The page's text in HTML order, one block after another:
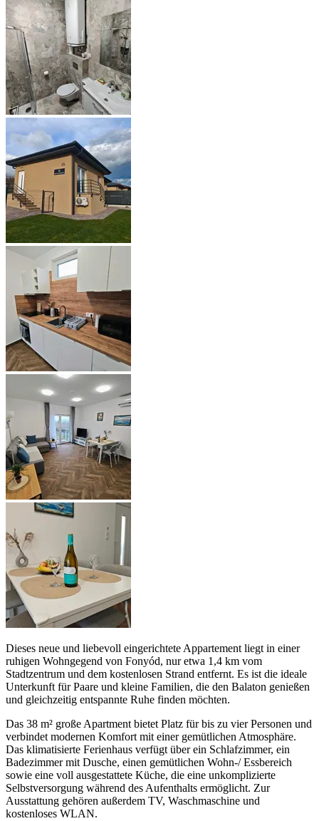
Dieses neue und liebevoll eingerichtete Appartement liegt in einer
ruhigen Wohngegend von Fonyód, nur etwa 1,4 km vom
Stadtzentrum und dem kostenlosen Strand entfernt. Es ist die ideale
Unterkunft für Paare und kleine Familien, die den Balaton genießen
und gleichzeitig entspannte Ruhe finden möchten.
Das 38 m² große Apartment bietet Platz für bis zu vier Personen und
verbindet modernen Komfort mit einer gemütlichen Atmosphäre.
Das klimatisierte Ferienhaus verfügt über ein Schlafzimmer, ein
Badezimmer mit Dusche, einen gemütlichen Wohn-/ Essbereich
sowie eine voll ausgestattete Küche, die eine unkomplizierte
Selbstversorgung während des Aufenthalts ermöglicht. Zur
Ausstattung gehören außerdem TV, Waschmaschine und
kostenloses WLAN.